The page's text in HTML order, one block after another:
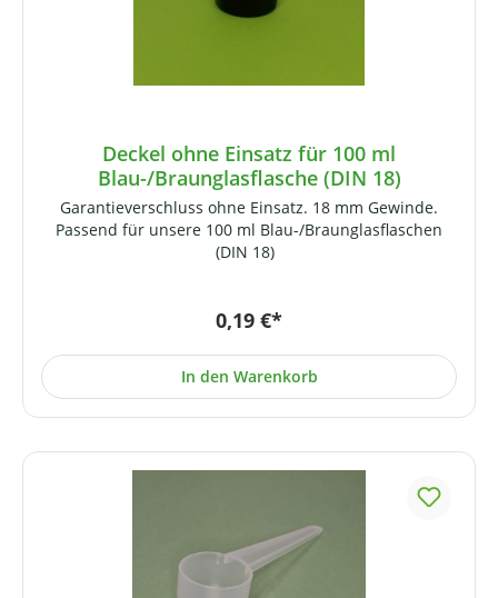
Deckel ohne Einsatz für 100 ml
Blau-/Braunglasflasche (DIN 18)
Garantieverschluss ohne Einsatz. 18 mm Gewinde.
Passend für unsere 100 ml Blau-/Braunglasflaschen
(DIN 18)
0,19 €*
In den Warenkorb